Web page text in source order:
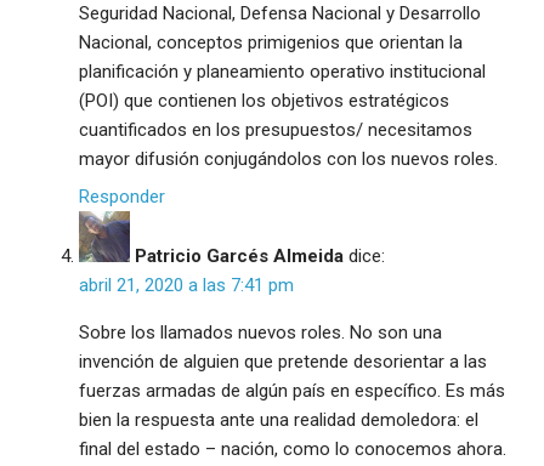
Seguridad Nacional, Defensa Nacional y Desarrollo
Nacional, conceptos primigenios que orientan la
planificación y planeamiento operativo institucional
(POI) que contienen los objetivos estratégicos
cuantificados en los presupuestos/ necesitamos
mayor difusión conjugándolos con los nuevos roles.
Responder
Patricio Garcés Almeida dice:
abril 21, 2020 a las 7:41 pm
Sobre los llamados nuevos roles. No son una
invención de alguien que pretende desorientar a las
fuerzas armadas de algún país en específico. Es más
bien la respuesta ante una realidad demoledora: el
final del estado – nación, como lo conocemos ahora.